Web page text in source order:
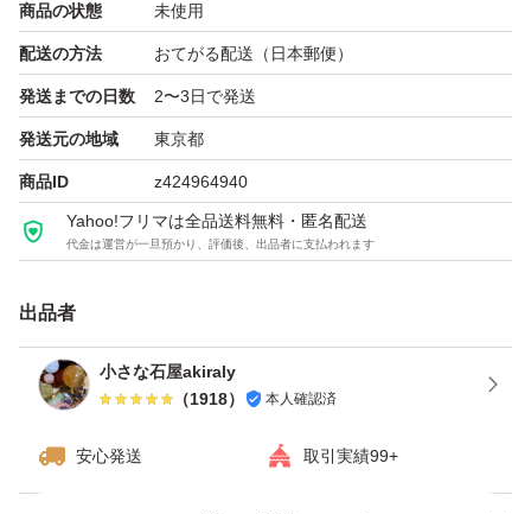
商品の状態 未使用
配送の方法 おてがる配送（日本郵便）
発送までの日数 2〜3日で発送
発送元の地域 東京都
商品ID z424964940
Yahoo!フリマは全品送料無料・匿名配送
代金は運営が一旦預かり、評価後、出品者に支払われます
出品者
小さな石屋akiraly
（1918） 本人確認済
安心発送 取引実績99+